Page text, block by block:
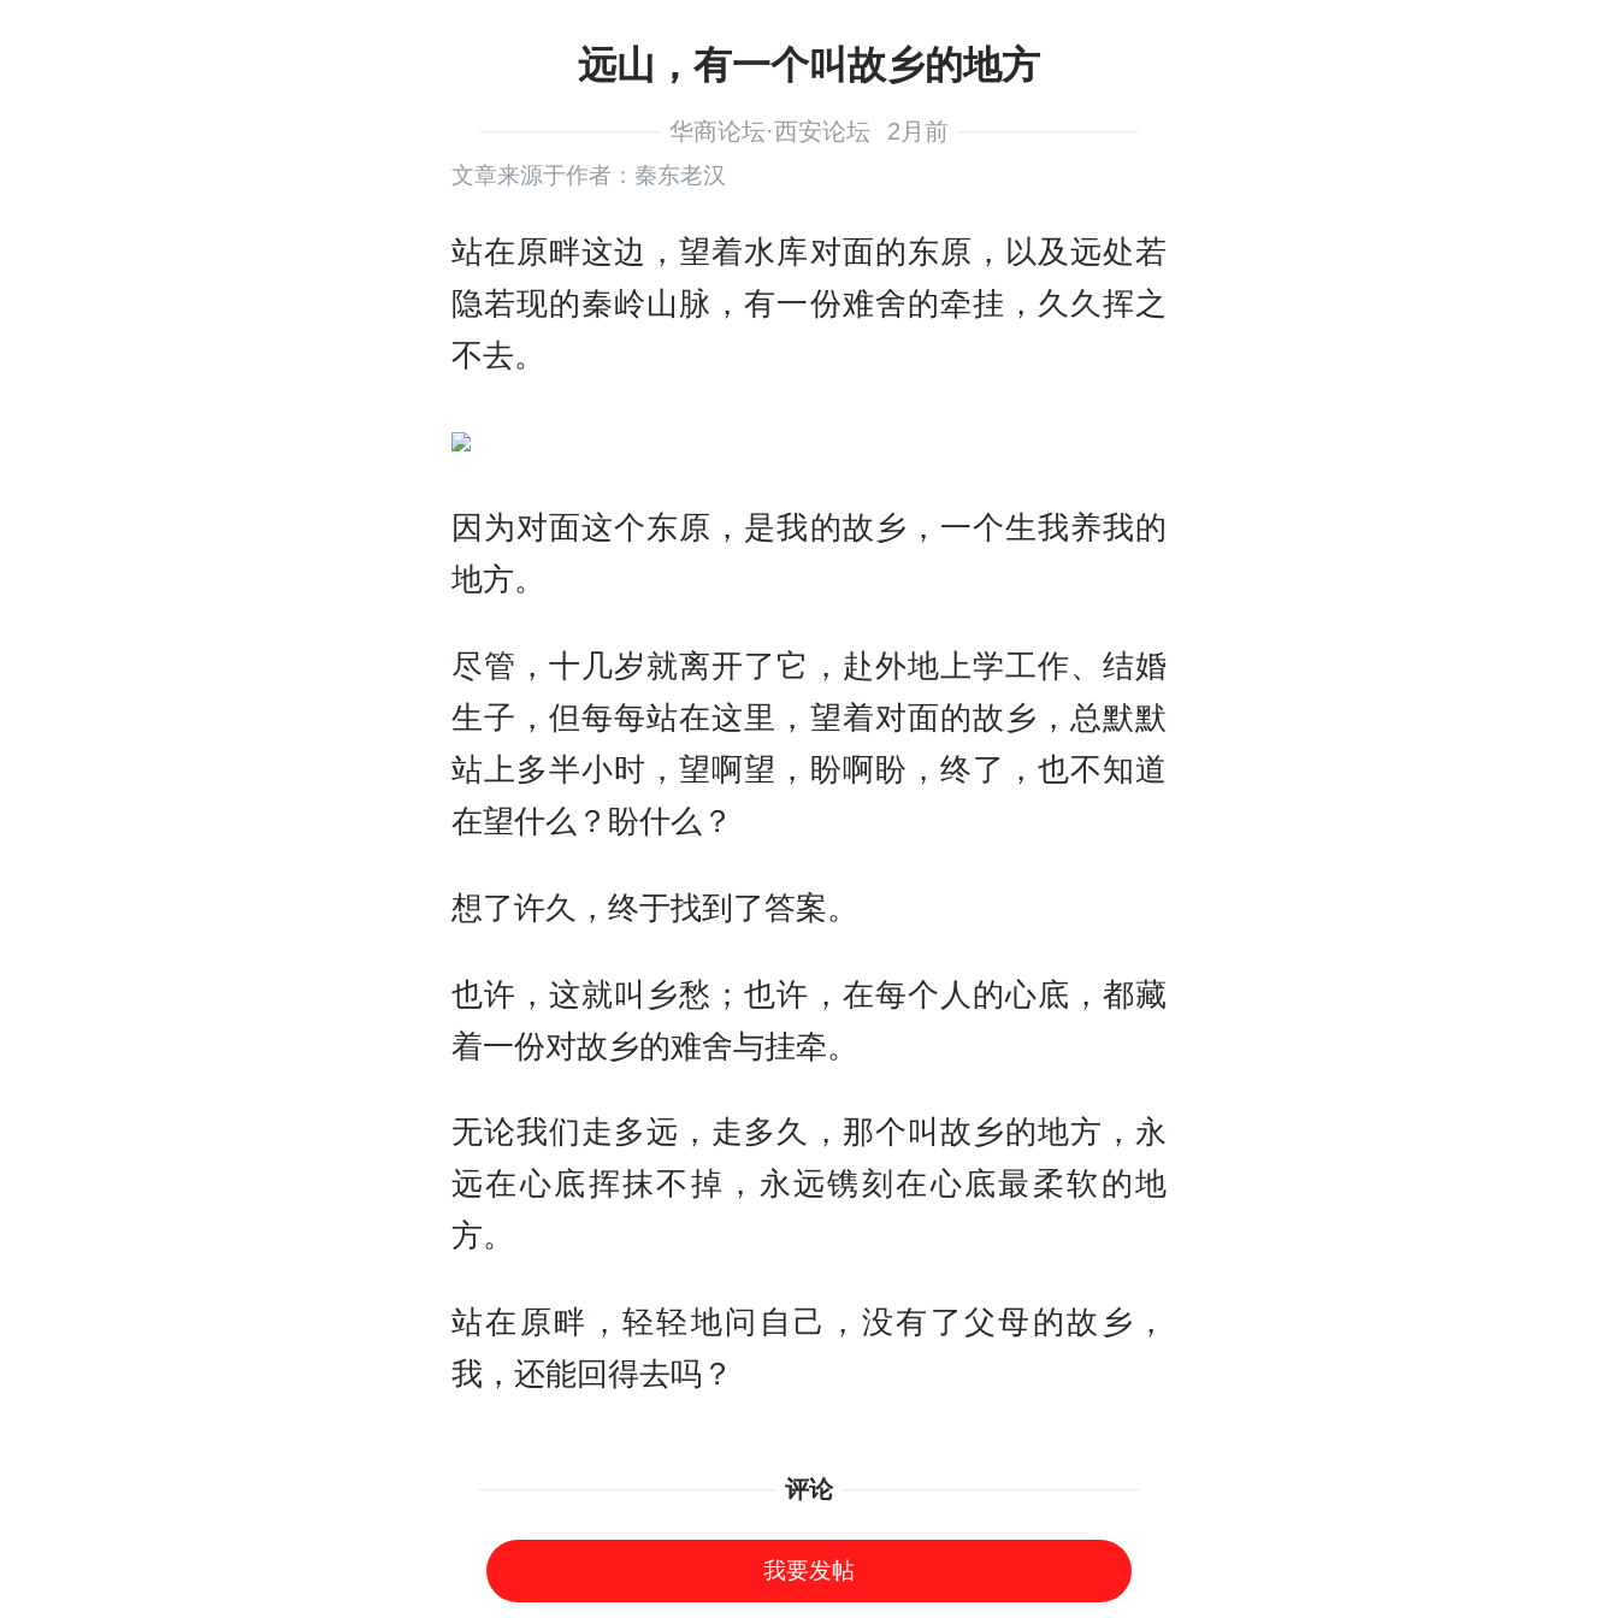
远山，有一个叫故乡的地方
华商论坛·西安论坛 2月前
文章来源于作者：秦东老汉
站在原畔这边，望着水库对面的东原，以及远处若
隐若现的秦岭山脉，有一份难舍的牵挂，久久挥之
不去。
因为对面这个东原，是我的故乡，一个生我养我的
地方。
尽管，十几岁就离开了它，赴外地上学工作、结婚
生子，但每每站在这里，望着对面的故乡，总默默
站上多半小时，望啊望，盼啊盼，终了，也不知道
在望什么？盼什么？
想了许久，终于找到了答案。
也许，这就叫乡愁；也许，在每个人的心底，都藏
着一份对故乡的难舍与挂牵。
无论我们走多远，走多久，那个叫故乡的地方，永
远在心底挥抹不掉，永远镌刻在心底最柔软的地
方。
站在原畔，轻轻地问自己，没有了父母的故乡，
我，还能回得去吗？
评论
我要发帖